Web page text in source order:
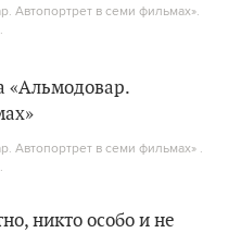
Автопортрет в семи фильмах».
Автопортрет в семи фильмах» .
никто особо и не